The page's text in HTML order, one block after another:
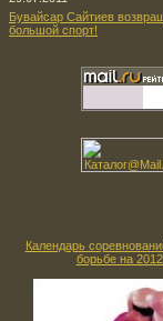
Бувайсар Сайтиев
большой спорт!
Календарь
борьбе на 2012